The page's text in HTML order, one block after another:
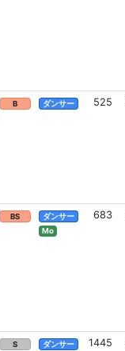
B ダンサー 525
BS
ダンサー
Mo
683
S ダンサー 1445